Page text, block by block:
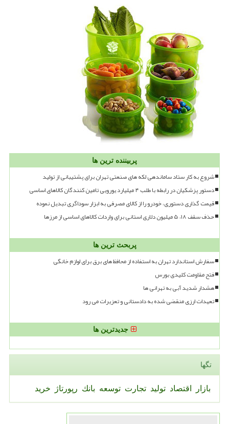
پربیننده ترین ها
شروع به کار ستاد ساماندهی لکه های صنعتی تهران برای پشتیبانی از تولید
دستور پزشکیان در رابطه با طلب ۴ میلیارد یورویی تامین کنندگان کالاهای اساسی
قیمت گذاری دستوری، خودرو را از کالای مصرفی به ابزار سوداگری تبدیل نموده
حذف سقف ۱۸، ۵ میلیون دلاری استانی برای واردات کالاهای اساسی از مرزها
پربحث ترین ها
سفارش استاندارد تهران به استفاده از محافظ های برق برای لوازم خانگی
فتح مقاومت کلیدی بورس
هشدار شدید آبی به تهرانی ها
تعهدات ارزی منقضی شده به دادستانی و تعزیرات می رود
جدیدترین ها
تگها
بازار اقتصاد تولید تجارت توسعه بانك رپورتاژ خرید